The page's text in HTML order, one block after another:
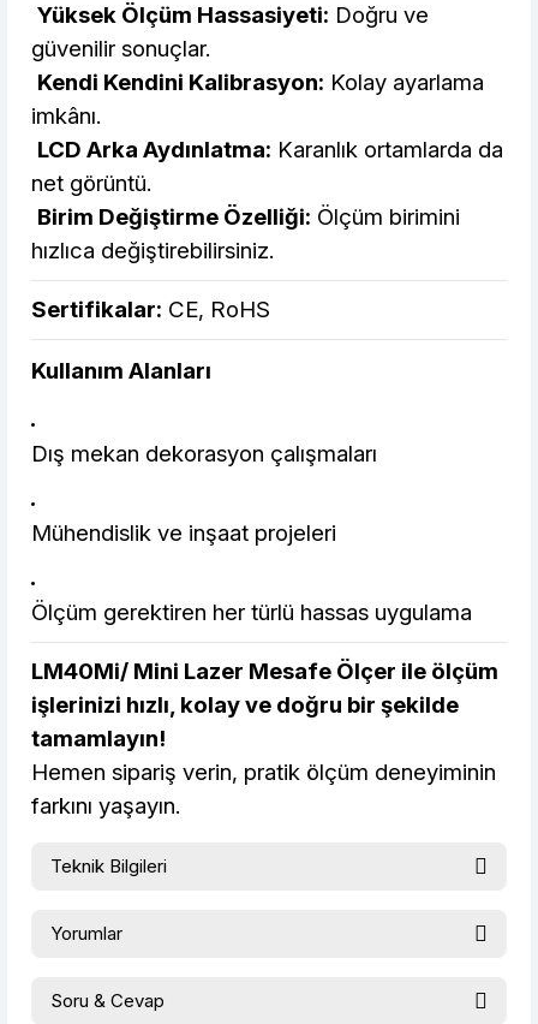
Yüksek Ölçüm Hassasiyeti: Doğru ve
güvenilir sonuçlar.
Kendi Kendini Kalibrasyon: Kolay ayarlama
imkânı.
LCD Arka Aydınlatma: Karanlık ortamlarda da
net görüntü.
Birim Değiştirme Özelliği: Ölçüm birimini
hızlıca değiştirebilirsiniz.
Sertifikalar: CE, RoHS
Kullanım Alanları
Dış mekan dekorasyon çalışmaları
Mühendislik ve inşaat projeleri
Ölçüm gerektiren her türlü hassas uygulama
LM40Mi/ Mini Lazer Mesafe Ölçer ile ölçüm
işlerinizi hızlı, kolay ve doğru bir şekilde
tamamlayın!
Hemen sipariş verin, pratik ölçüm deneyiminin
farkını yaşayın.
Teknik Bilgileri
Range
0.05~60m
Continuous
Yorumlar
Soru & Cevap